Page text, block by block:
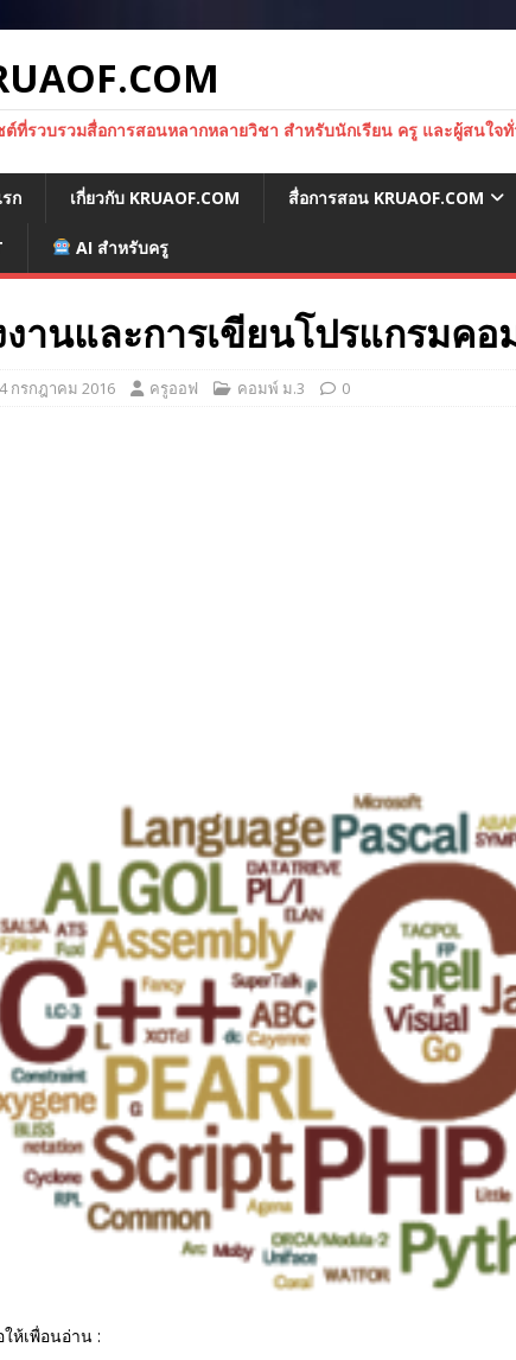
ต์ที่รวบรวมสื่อการสอนหลากหลายวิชา สำหรับนักเรียน ครู และผู้สนใจ
ก เกี่ยวกับ KRUAOF.COM สื่อการสอน KRUAOF.COM
AI สำหรับครู
งานและการเขียนโปรแกรมค
4 กรกฎาคม 2016 ครูออฟ คอมพ์ ม.3 0
ให้เพื่อนอ่าน :